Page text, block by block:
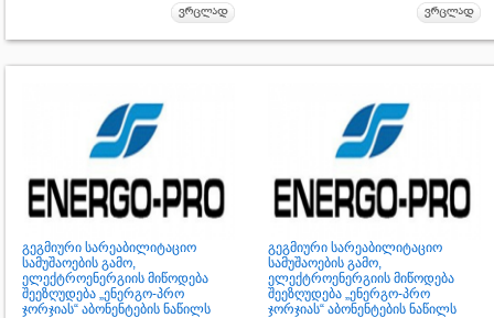
გეგმიური სარეაბილიტაციო
სამუშაოების გამო,
ელექტროენერგიის მიწოდება
შეეზღუდება „ენერგო-პრო
ჯორჯიას“ აბონენტების ნაწილს
გეგმიური სარეაბილიტაციო
სამუშაოების გამო,
ელექტროენერგიის მიწოდება
შეეზღუდება „ენერგო-პრო
ჯორჯიას“ აბონენტების ნაწილს